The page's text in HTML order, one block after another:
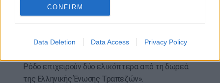
CONFIRM
Data Deletion Data Access Privacy Policy
προστίθενται συνεχώς νέα πτητικά μέσα», και
συμπλήρωσε: «πέρυσι υπήρξε για πρώτη φορά
διακομιδές από τις Κυκλάδες, ενώ υπήρξε και
Ρόδο επιχειρούν δύο ελικόπτερα από τη δωρεά
της Ελληνικής Ένωσης Τραπεζών».